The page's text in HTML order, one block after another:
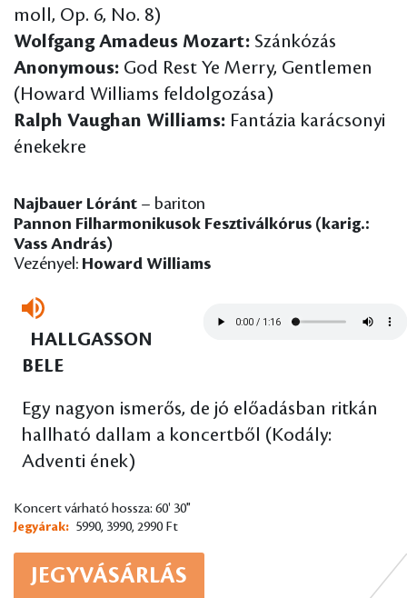
moll, Op. 6, No. 8)
Wolfgang Amadeus Mozart: Szánkózás
Anonymous: God Rest Ye Merry, Gentlemen
(Howard Williams feldolgozása)
Ralph Vaughan Williams: Fantázia karácsonyi
énekekre
Najbauer Lóránt – bariton
Pannon Filharmonikusok Fesztiválkórus (karig.:
Vass András)
Vezényel: Howard Williams
HALLGASSON
BELE
Egy nagyon ismerős, de jó előadásban ritkán
hallható dallam a koncertből (Kodály:
Adventi ének)
Koncert várható hossza: 60' 30"
Jegyárak: 5990, 3990, 2990 Ft
JEGYVÁSÁRLÁS